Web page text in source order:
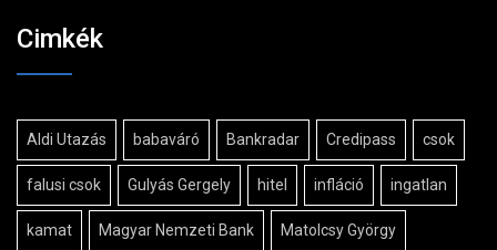
Cimkék
Aldi Utazás babaváró Bankradar Credipass csok
falusi csok Gulyás Gergely hitel infláció ingatlan
kamat Magyar Nemzeti Bank Matolcsy György